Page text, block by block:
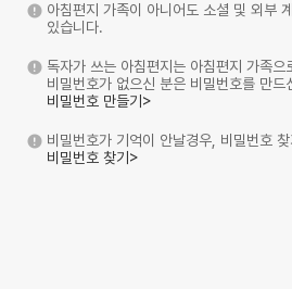
아침편지 가족이 아니어도 소셜 및 외부
있습니다.
독자가 쓰는 아침편지는 아침편지 가족으
비밀번호가 없으신 분은 비밀번호를 만드
비밀번호 만들기>
비밀번호가 기억이 안날경우, 비밀번호
비밀번호 찾기>